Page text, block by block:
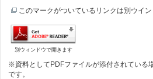
このマークがついているリンクは別ウイ
別ウィンドウで開きます
※資料としてPDFファイルが添付されている
です。